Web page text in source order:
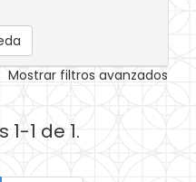
Mostrar filtros avanzados
1 de 1.